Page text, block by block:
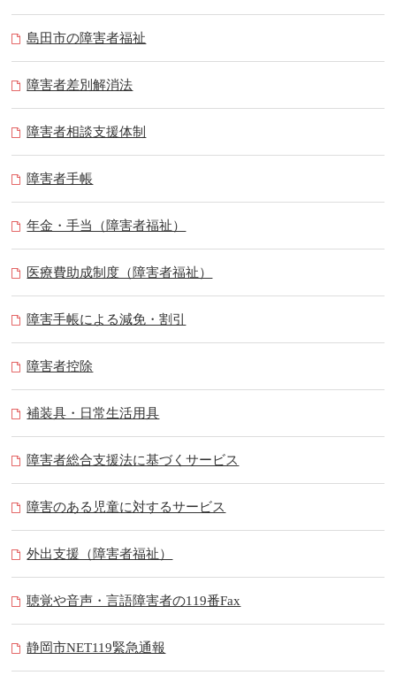
島田市の障害者福祉
障害者差別解消法
障害者相談支援体制
障害者手帳
年金・手当（障害者福祉）
医療費助成制度（障害者福祉）
障害手帳による減免・割引
障害者控除
補装具・日常生活用具
障害者総合支援法に基づくサービス
障害のある児童に対するサービス
外出支援（障害者福祉）
聴覚や音声・言語障害者の119番Fax
静岡市NET119緊急通報